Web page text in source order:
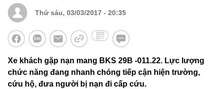
Thứ sáu, 03/03/2017 - 20:35
Xe khách gặp nạn mang BKS 29B -011.22. Lực lượng
chức năng đang nhanh chóng tiếp cận hiện trường,
cứu hộ, đưa người bị nạn đi cấp cứu.